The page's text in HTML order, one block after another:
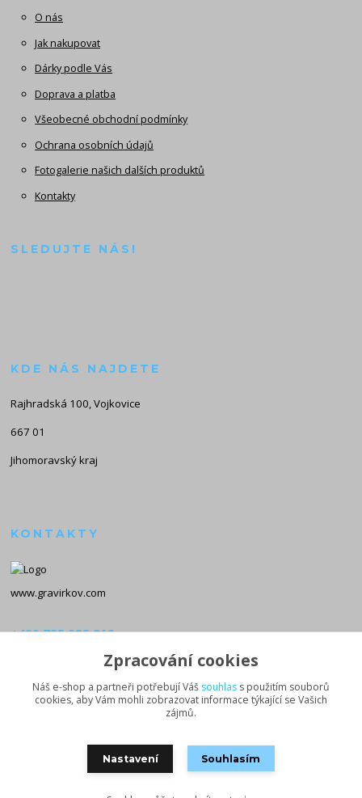
O nás
Jak nakupovat
Dárky podle Vás
Doprava a platba
Všeobecné obchodní podmínky
Ochrana osobních údajů
Fotogalerie našich dalších produktů
Kontakty
SLEDUJTE NÁS!
KDE NÁS NAJDETE
Rajhradská 100, Vojkovice
667 01
Jihomoravský kraj
KONTAKTY
www.gravirkov.com
+420 735 923 312
info@gravirkov.com
Zpracování cookies
Náš e-shop a partneři potřebují Váš souhlas s použitím souborů
cookies, aby Vám mohli zobrazovat informace týkající se Vašich
zájmů.
Nastavení Souhlasím